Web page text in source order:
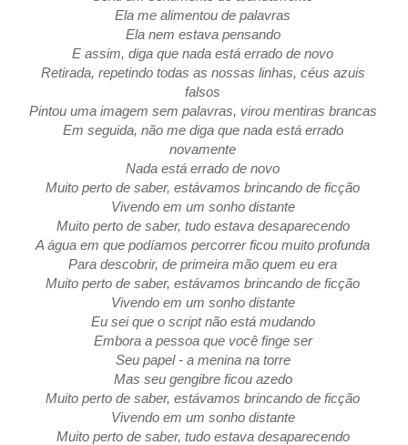
Ela me alimentou de palavras
Ela nem estava pensando
E assim, diga que nada está errado de novo
Retirada, repetindo todas as nossas linhas, céus azuis
falsos
Pintou uma imagem sem palavras, virou mentiras brancas
Em seguida, não me diga que nada está errado
novamente
Nada está errado de novo
Muito perto de saber, estávamos brincando de ficção
Vivendo em um sonho distante
Muito perto de saber, tudo estava desaparecendo
A água em que podíamos percorrer ficou muito profunda
Para descobrir, de primeira mão quem eu era
Muito perto de saber, estávamos brincando de ficção
Vivendo em um sonho distante
Eu sei que o script não está mudando
Embora a pessoa que você finge ser
Seu papel - a menina na torre
Mas seu gengibre ficou azedo
Muito perto de saber, estávamos brincando de ficção
Vivendo em um sonho distante
Muito perto de saber, tudo estava desaparecendo